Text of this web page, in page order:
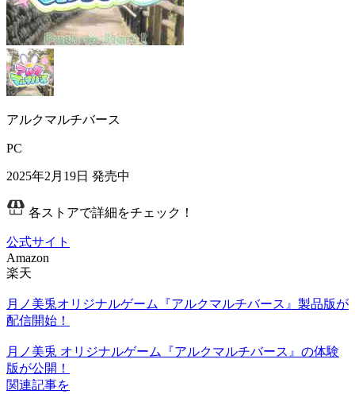
アルクマルチバース
PC
2025年2月19日 発売中
各ストアで詳細をチェック！
公式サイト
Amazon
楽天
月ノ美兎オリジナルゲーム『アルクマルチバース』製品版が
配信開始！
月ノ美兎 オリジナルゲーム『アルクマルチバース』の体験
版が公開！
関連記事を